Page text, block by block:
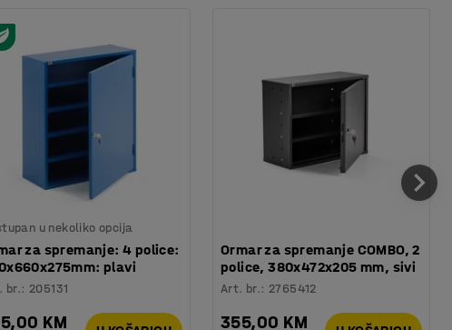
u nekoliko opcija
za spremanje: 4 police:
plavi
br.: 205131
KM
Ormar za spremanje COMBO, 2
police, 380x472x205 mm, sivi
Art. br.: 2765412
355,00 KM